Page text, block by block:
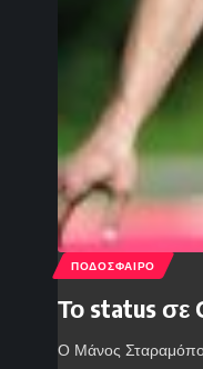
ΠΟΔΟΣΦΑΙΡΟ
Το status σε
Ο Μάνος